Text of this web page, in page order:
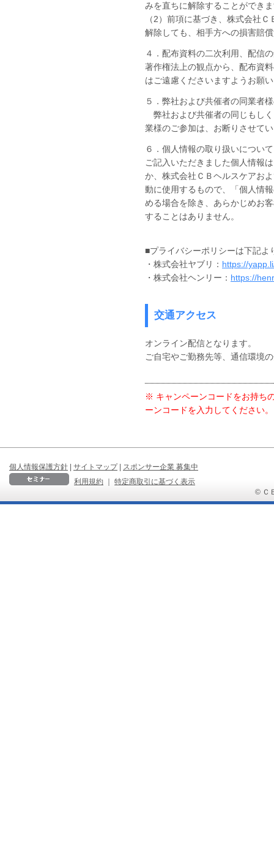
みを直ちに解除することができ
（2）前項に基づき、株式会社
解除しても、相手方への損害賠
４．配布資料の二次利用、配信
著作権法上の観点から、配布資
はご遠慮くださいますようお願
５．弊社および共催者の同業者
弊社および共催者の同じもし
業様のご参加は、お断りさせて
６．個人情報の取り扱いについて
ご記入いただきました個人情報
か、株式会社ＣＢヘルスケアお
動に使用するもので、「個人情
める場合を除き、あらかじめお
することはありません。
■プライバシーポリシーは下記よ
・株式会社ヤブリ： https://
・株式会社ヘンリー： https://
交通アクセス
オンライン配信となります。
ご自宅やご勤務先等、通信環境
※ キャンペーンコードをお持ち
ーンコードを入力してください。
個人情報保護方針 サイトマップ
スポンサー企業 募集中
利用規約
｜
特定商取引に基づく表示
© Ｃ